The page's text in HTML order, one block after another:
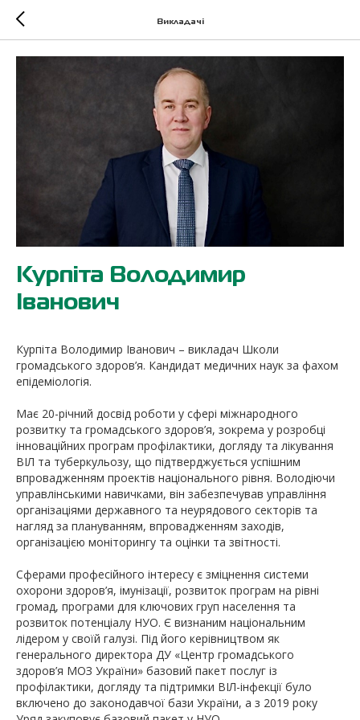
Викладачі
Курпіта Володимир
Іванович
Курпіта Володимир Іванович – викладач Школи
громадського здоров’я. Кандидат медичних наук за фахом
епідеміологія.
Має 20-річний досвід роботи у сфері міжнародного
розвитку та громадського здоров’я, зокрема у розробці
інноваційних програм профілактики, догляду та лікування
ВІЛ та туберкульозу, що підтверджується успішним
впровадженням проектів національного рівня. Володіючи
управлінськими навичками, він забезпечував управління
організаціями державного та неурядового секторів та
нагляд за плануванням, впровадженням заходів,
організацією моніторингу та оцінки та звітності.
Сферами професійного інтересу є зміцнення системи
охорони здоров’я, імунізації, розвиток програм на рівні
громад, програми для ключових груп населення та
розвиток потенціалу НУО. Є визнаним національним
лідером у своїй галузі. Під його керівництвом як
генерального директора ДУ «Центр громадського
здоров’я МОЗ України» базовий пакет послуг із
профілактики, догляду та підтримки ВІЛ-інфекції було
включено до законодавчої бази України, а з 2019 року